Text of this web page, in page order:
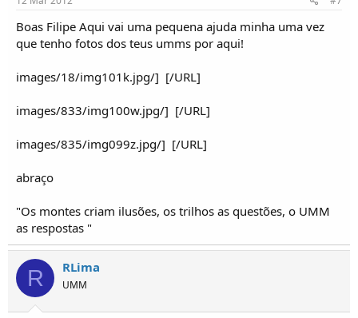
Boas Filipe Aqui vai uma pequena ajuda minha uma vez
que tenho fotos dos teus umms por aqui!
images/18/img101k.jpg/] [/URL]
images/833/img100w.jpg/] [/URL]
images/835/img099z.jpg/] [/URL]
abraço
"Os montes criam ilusões, os trilhos as questões, o UMM
as respostas "
R RLima
UMM